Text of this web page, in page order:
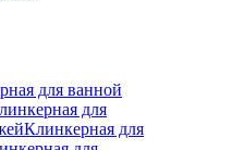
для ванной
для
Клинкерная для